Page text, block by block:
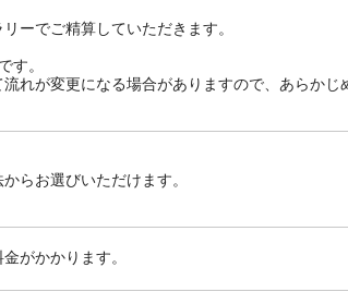
ーでご精算していただきます。
す。
れが変更になる場合がありますので、あらかじ
らお選びいただけます。
がかかります。